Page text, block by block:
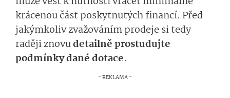
krácenou část poskytnutých financí. Před
jakýmkoliv zvažováním prodeje si tedy
raději znovudetailně prostudujte
podmínkydané dotace.